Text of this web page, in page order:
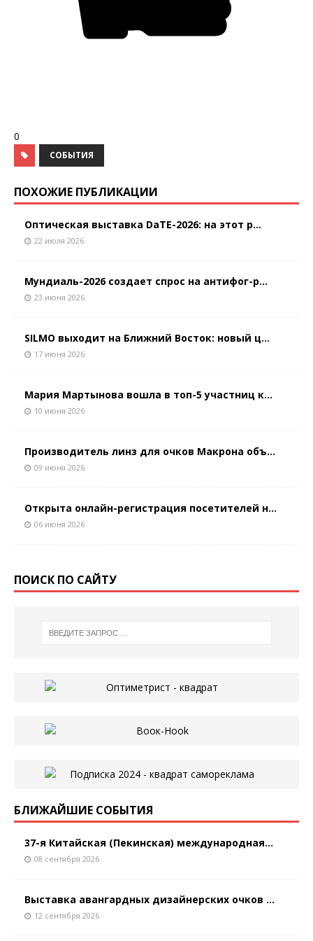
0
СОБЫТИЯ
ПОХОЖИЕ ПУБЛИКАЦИИ
Оптическая выставка DaTE-2026: на этот р...
22 июля 2026
Мундиаль-2026 создает спрос на антифог-р...
23 июня 2026
SILMO выходит на Ближний Восток: новый ц...
17 июня 2026
Мария Мартынова вошла в топ-5 участниц к...
10 июня 2026
Производитель линз для очков Макрона объ...
09 июня 2026
Открыта онлайн-регистрация посетителей н...
06 июня 2026
ПОИСК ПО САЙТУ
БЛИЖАЙШИЕ СОБЫТИЯ
37-я Китайская (Пекинская) международная...
08 сентября 2026
Выставка авангардных дизайнерских очков ...
12 сентября 2026